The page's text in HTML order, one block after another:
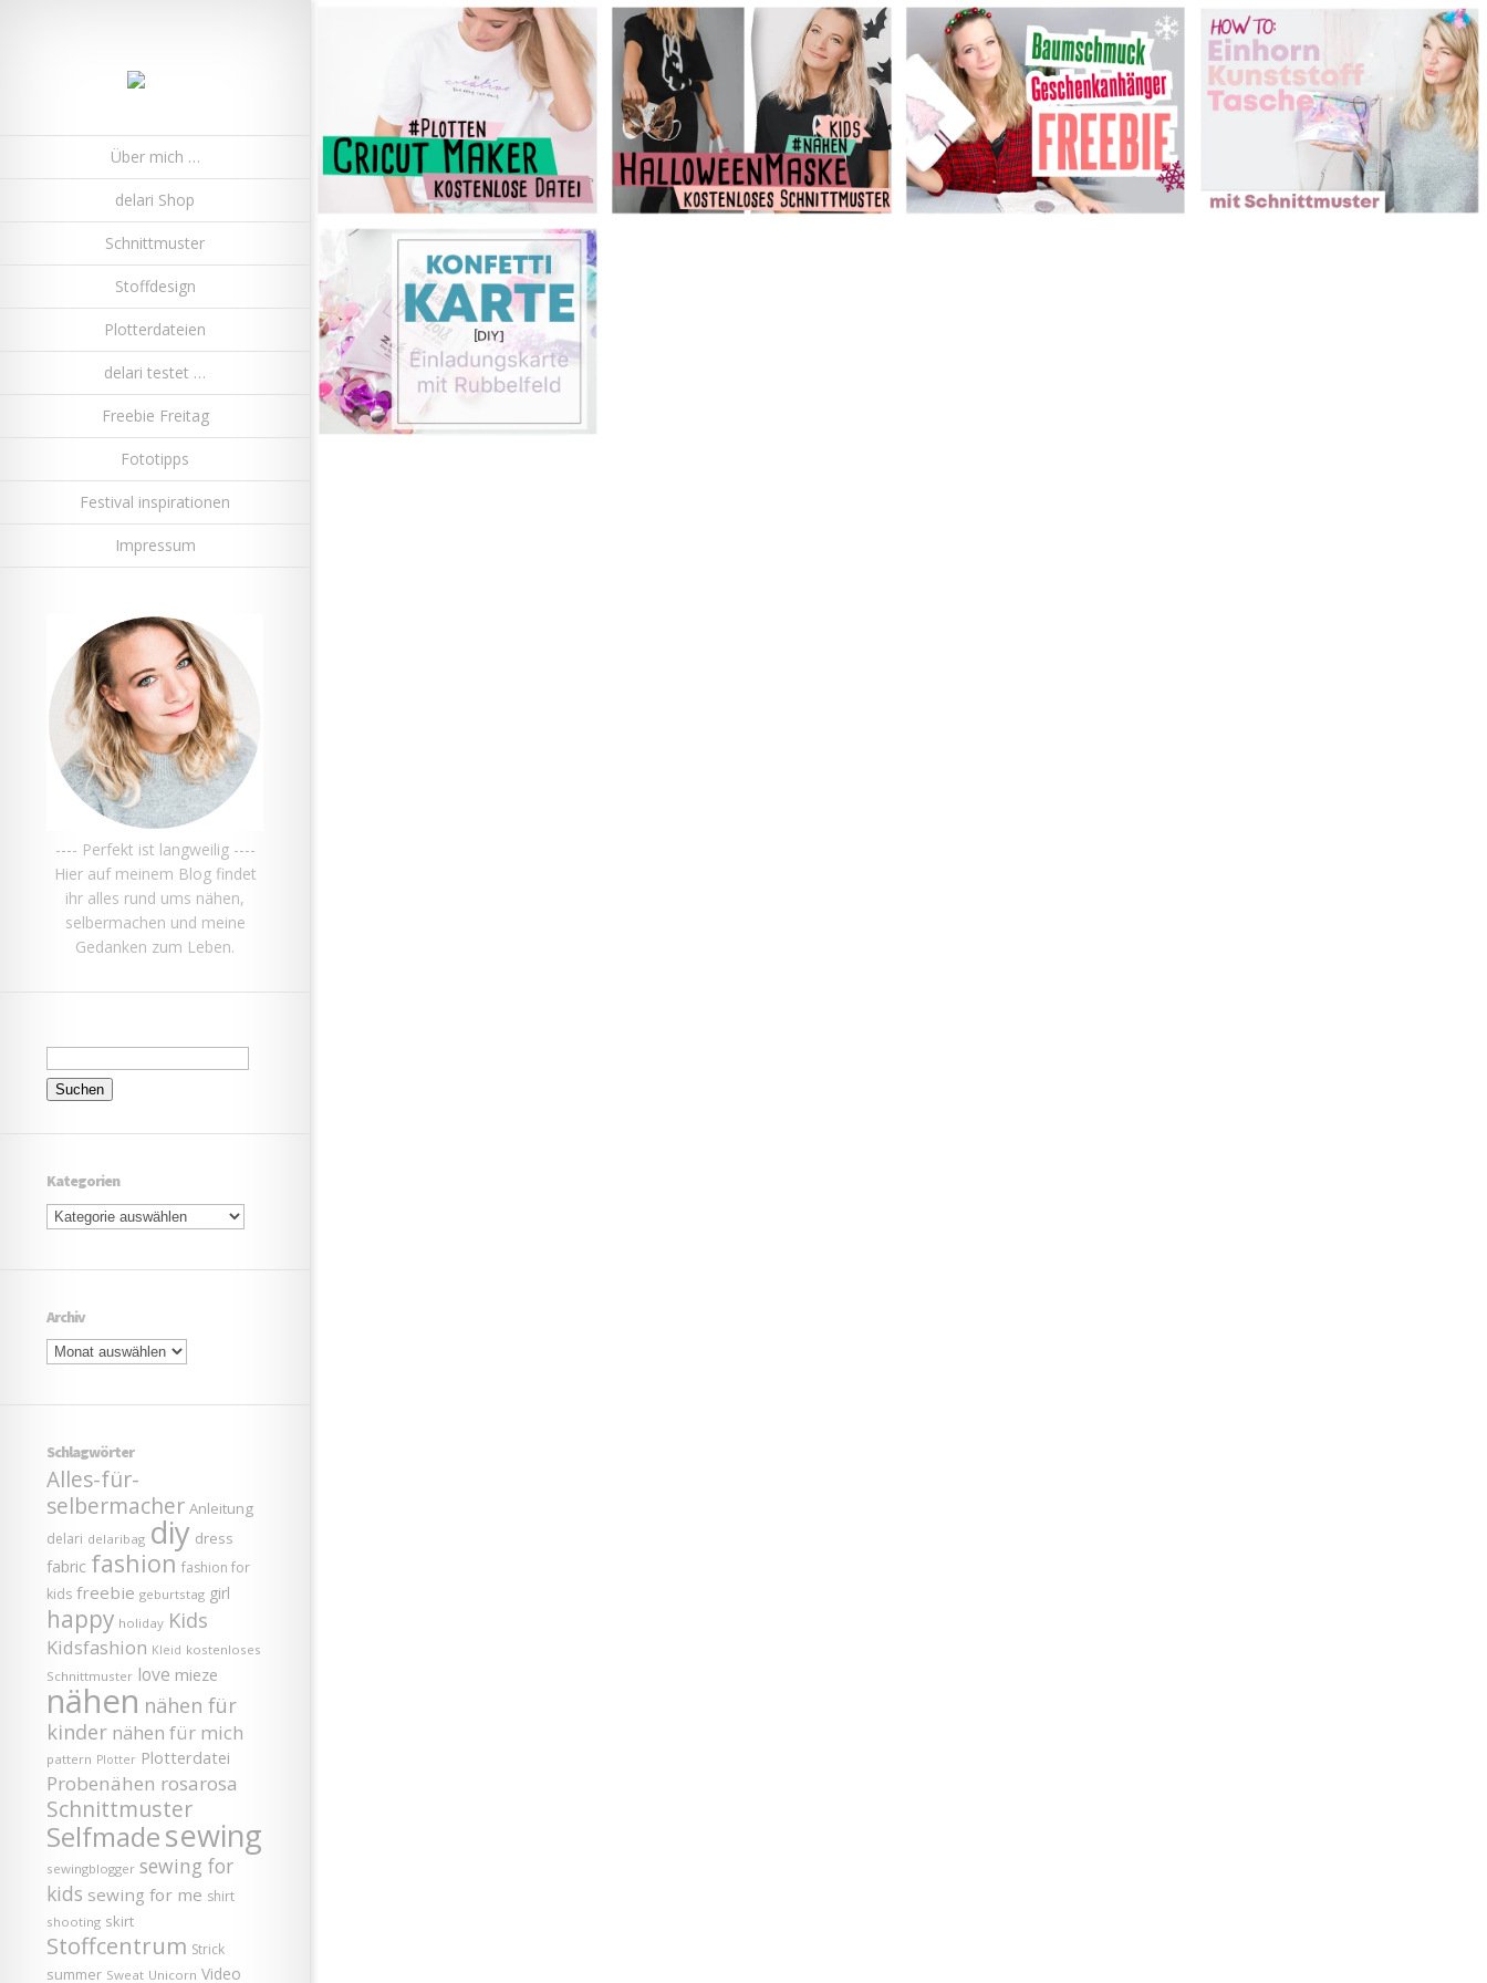
Über mich …
delari Shop
Schnittmuster
Stoffdesign
Plotterdateien
delari testet …
Freebie Freitag
Fototipps
Festival inspirationen
Impressum
---- Perfekt ist langweilig ----
Hier auf meinem Blog findet
ihr alles rund ums nähen,
selbermachen und meine
Gedanken zum Leben.
Suchen
nach:
Kategorien
Kategorien
Archiv
Archiv
Schlagwörter
Alles-für-
selbermacher Anleitung
delari delaribag diy dress
fabric fashion fashion for
kids freebie geburtstag girl
happy holiday Kids
Kidsfashion Kleid kostenloses
Schnittmuster love mieze
nähen nähen für
kinder nähen für mich
pattern Plotter Plotterdatei
Probenähen rosarosa
Schnittmuster
Selfmadesewing
sewingblogger sewing for
kids sewing for me shirt
shooting skirt
Stoffcentrum Strick
summer Sweat Unicorn Video